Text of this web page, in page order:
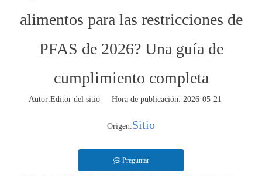
alimentos para las restricciones de
PFAS de 2026? Una guía de
cumplimiento completa
Autor:Editor del sitio Hora de publicación: 2026-05-21
Origen:Sitio
Preguntar